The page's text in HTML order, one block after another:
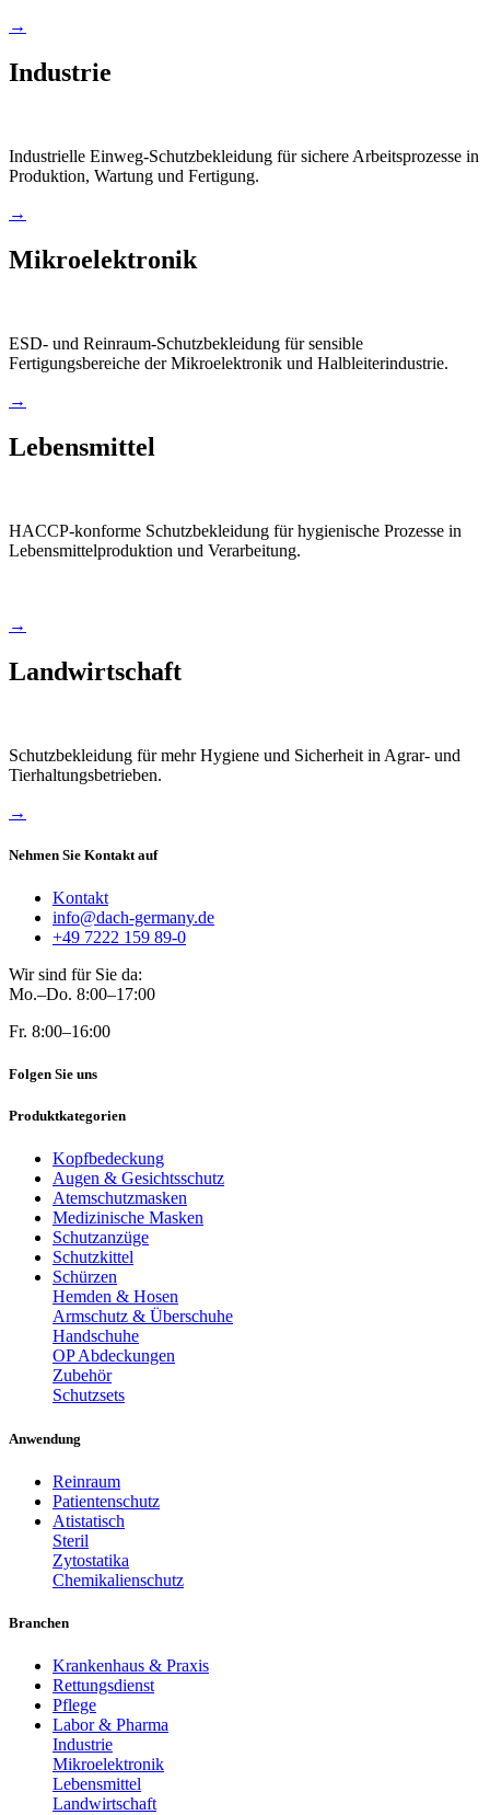
→
Industrie
Industrielle Einweg-Schutzbekleidung für sichere Arbeitsprozesse in
Produktion, Wartung und Fertigung.
→
Mikroelektronik
ESD- und Reinraum-Schutzbekleidung für sensible
Fertigungsbereiche der Mikroelektronik und Halbleiterindustrie.
→
Lebensmittel
HACCP-konforme Schutzbekleidung für hygienische Prozesse in
Lebensmittelproduktion und Verarbeitung.
→
Landwirtschaft
Schutzbekleidung für mehr Hygiene und Sicherheit in Agrar- und
Tierhaltungsbetrieben.
→
Nehmen Sie Kontakt auf
Kontakt
info@dach-germany.de
+49 7222 159 89-0
Wir sind für Sie da:
Mo.–Do. 8:00–17:00
Fr. 8:00–16:00
Folgen Sie uns
Produktkategorien
Kopfbedeckung
Augen & Gesichtsschutz
Atemschutzmasken
Medizinische Masken
Schutzanzüge
Schutzkittel
Schürzen
Hemden & Hosen
Armschutz & Überschuhe
Handschuhe
OP Abdeckungen
Zubehör
Schutzsets
Anwendung
Reinraum
Patientenschutz
Atistatisch
Steril
Zytostatika
Chemikalienschutz
Branchen
Krankenhaus & Praxis
Rettungsdienst
Pflege
Labor & Pharma
Industrie
Mikroelektronik
Lebensmittel
Landwirtschaft